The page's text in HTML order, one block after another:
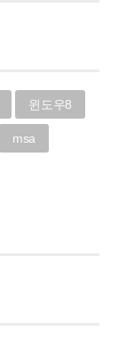
윈도우8
msa